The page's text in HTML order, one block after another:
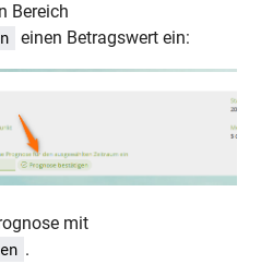
Bereich
einen Betragswert ein:
mit
.